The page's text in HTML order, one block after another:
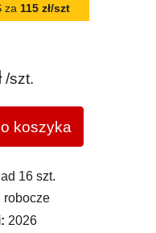
za 115 zł/szt
/szt.
koszyka
16 szt.
robocze
2026